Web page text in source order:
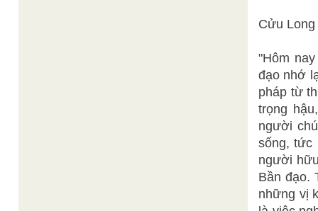
Cửu
"Hôm
đạo nhớ
pháp từ
trọng
người
sống, tức
người
Bần đạo.
những vị